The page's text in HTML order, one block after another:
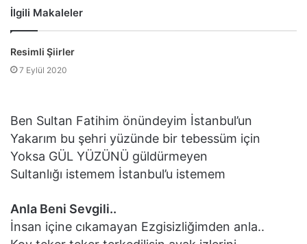
İlgili Makaleler
Resimli Şiirler
7 Eylül 2020
Ben Sultan Fatihim önündeyim İstanbul’un
Yakarım bu şehri yüzünde bir tebessüm için
Yoksa GÜL YÜZÜNÜ güldürmeyen
Sultanlığı istemem İstanbul’u istemem
Anla Beni Sevgili..
İnsan içine cıkamayan Ezgisizliğimden anla..